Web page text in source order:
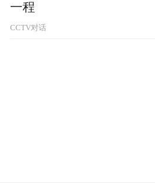
一程
CCTV对话